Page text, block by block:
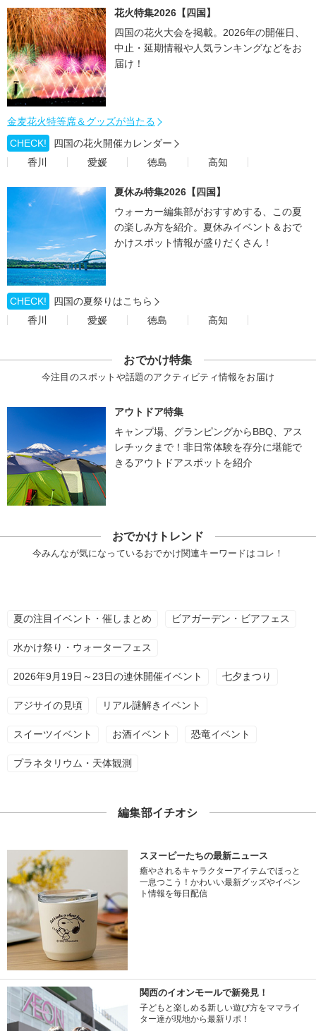
花火特集2026【四国】
四国の花火大会を掲載。2026年の開催日、
中止・延期情報や人気ランキングなどをお
届け！
金麦花火特等席＆グッズが当たる
CHECK!
四国の花火開催カレンダー
香川
愛媛 徳島 高知
夏休み特集2026【四国】
ウォーカー編集部がおすすめする、この夏
の楽しみ方を紹介。夏休みイベント＆おで
かけスポット情報が盛りだくさん！
CHECK!
四国の夏祭りはこちら
香川
愛媛 徳島 高知
おでかけ特集
今注目のスポットや話題のアクティビティ情報をお届け
アウトドア特集
キャンプ場、グランピングからBBQ、アス
レチックまで！非日常体験を存分に堪能で
きるアウトドアスポットを紹介
おでかけトレンド
今みんなが気になっているおでかけ関連キーワードはコレ！
夏の注目イベント・催しまとめ ビアガーデン・ビアフェス
水かけ祭り・ウォーターフェス
2026年9月19日～23日の連休開催イベント 七夕まつり
アジサイの見頃 リアル謎解きイベント
スイーツイベント お酒イベント 恐竜イベント
プラネタリウム・天体観測
編集部イチオシ
スヌーピーたちの最新ニュース
癒やされるキャラクターアイテムでほっと
一息つこう！かわいい最新グッズやイベン
ト情報を毎日配信
関西のイオンモールで新発見！
子どもと楽しめる新しい遊び方をママライ
ター達が現地から最新リポ！